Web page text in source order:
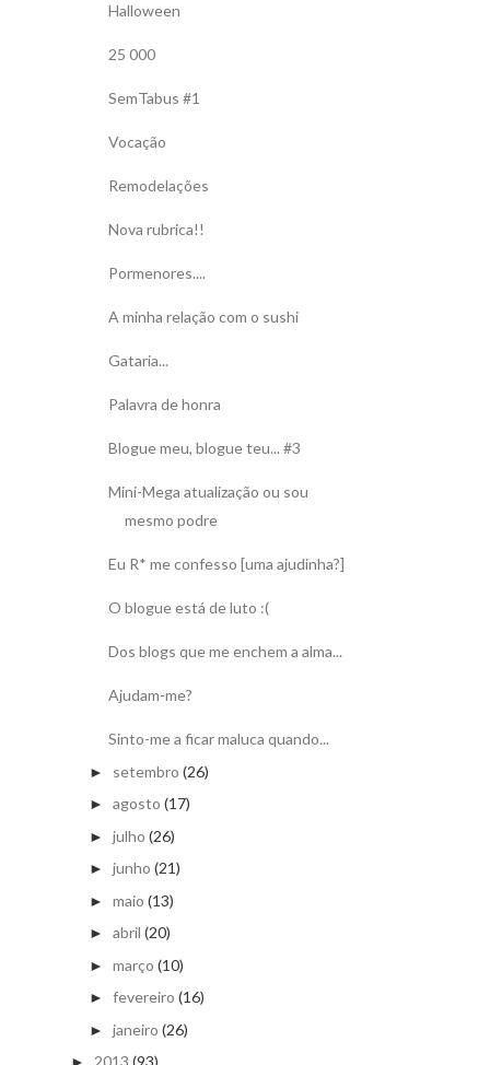
Halloween
25 000
SemTabus #1
Vocação
Remodelações
Nova rubrica!!
Pormenores....
A minha relação com o sushi
Gataria...
Palavra de honra
Blogue meu, blogue teu... #3
Mini-Mega atualização ou sou
mesmo podre
Eu R* me confesso [uma ajudinha?]
O blogue está de luto :(
Dos blogs que me enchem a alma...
Ajudam-me?
Sinto-me a ficar maluca quando...
► setembro (26)
► agosto (17)
► julho (26)
► junho (21)
► maio (13)
► abril (20)
► março (10)
► fevereiro (16)
► janeiro (26)
2013 (93)